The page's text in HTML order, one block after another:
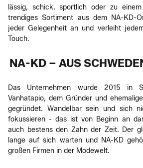
lässig, schick, sportlich oder zu
trendiges Sortiment aus dem NA-KD-
jeder Gelegenheit an und verleiht
Touch.
NA-KD – AUS
Das Unternehmen wurde 2015 in
Vanhatapio, dem Gründer und
gegründet. Wandelbar sein und sich
fokussieren - das ist von Beginn an
auch bestens den Zahn der Zeit. Der
lange auf sich warten und NA-KD
großen Firmen in der Modewelt.